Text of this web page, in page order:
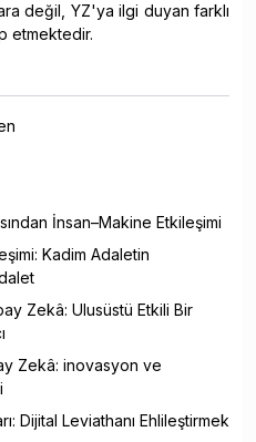
değil, YZ'ya ilgi duyan farklı
etmektedir.
İnsan–Makine Etkileşimi
Kadim Adaletin
Zekâ: Ulusüstü Etkili Bir
Zekâ: inovasyon ve
Dijital Leviathanı Ehlileştirmek